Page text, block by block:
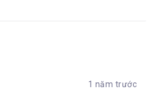
1 năm trước